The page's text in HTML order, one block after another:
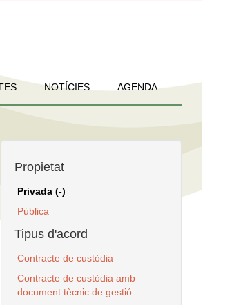
NOTÍCIES AGENDA
Propietat
Privada (-)
Pública
Tipus d'acord
Contracte de custòdia
Contracte de custòdia amb
document tècnic de gestió